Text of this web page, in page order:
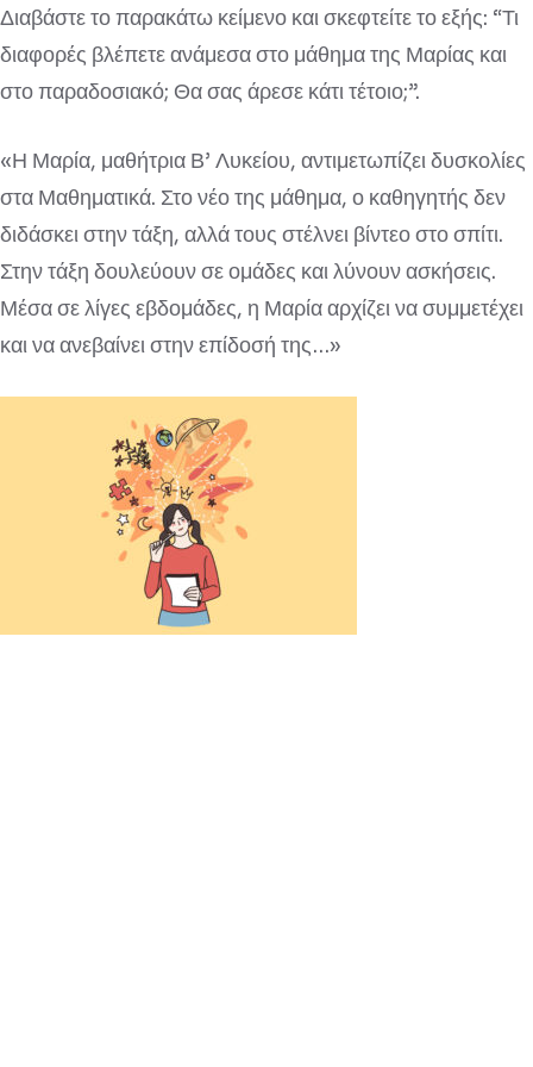
Διαβάστε το παρακάτω κείμενο και σκεφτείτε το εξής: “Τι
διαφορές βλέπετε ανάμεσα στο μάθημα της Μαρίας και
στο παραδοσιακό; Θα σας άρεσε κάτι τέτοιο;”.
«Η Μαρία, μαθήτρια Β’ Λυκείου, αντιμετωπίζει δυσκολίες
στα Μαθηματικά. Στο νέο της μάθημα, ο καθηγητής δεν
διδάσκει στην τάξη, αλλά τους στέλνει βίντεο στο σπίτι.
Στην τάξη δουλεύουν σε ομάδες και λύνουν ασκήσεις.
Μέσα σε λίγες εβδομάδες, η Μαρία αρχίζει να συμμετέχει
και να ανεβαίνει στην επίδοσή της…»